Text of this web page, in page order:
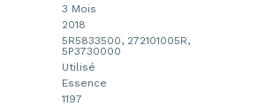
3 Mois
2018
5R5833500, 272101005R,
5P3730000
Utilisé
Essence
1197